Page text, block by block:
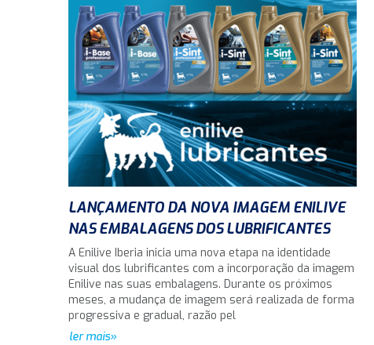
LANÇAMENTO DA NOVA IMAGEM ENILIVE
NAS EMBALAGENS DOS LUBRIFICANTES
A Enilive Iberia inicia uma nova etapa na identidade
visual dos lubrificantes com a incorporação da imagem
Enilive nas suas embalagens. Durante os próximos
meses, a mudança de imagem será realizada de forma
progressiva e gradual, razão pel
ler mais»